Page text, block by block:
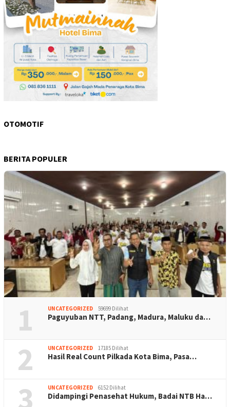
OTOMOTIF
BERITA POPULER
1 UNCATEGORIZED 59699 Dilihat
Paguyuban NTT, Padang, Madura, Maluku da…
2 UNCATEGORIZED 17185 Dilihat
Hasil Real Count Pilkada Kota Bima, Pasa…
3 UNCATEGORIZED 6152 Dilihat
Didampingi Penasehat Hukum, Badai NTB Ha…